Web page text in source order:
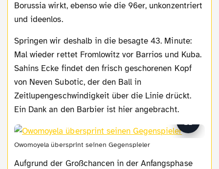
Borussia wirkt, ebenso wie die 96er, unkonzentriert
und ideenlos.
Springen wir deshalb in die besagte 43. Minute:
Mal wieder rettet Fromlowitz vor Barrios und Kuba.
Sahins Ecke findet den frisch geschorenen Kopf
von Neven Subotic, der den Ball in
Zeitlupengeschwindigkeit über die Linie drückt.
Ein Dank an den Barbier ist hier angebracht.
Owomoyela übersprint seinen Gegenspieler
Aufgrund der Großchancen in der Anfangsphase